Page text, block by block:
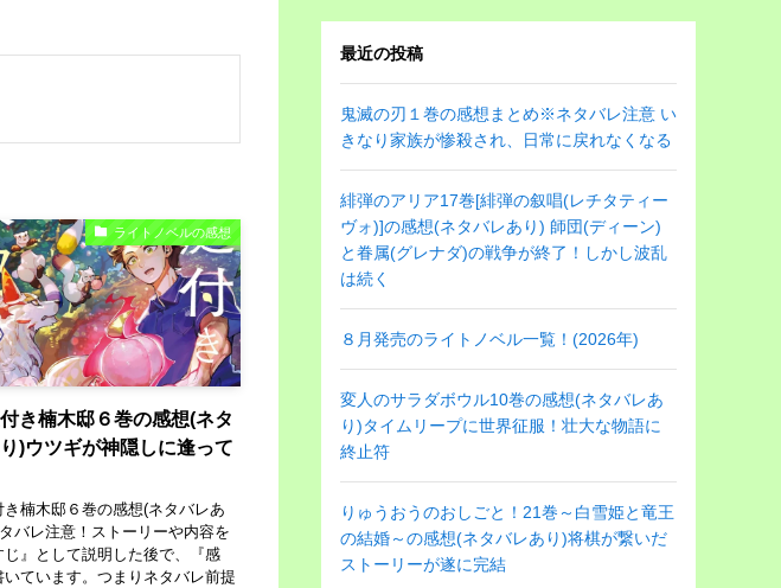
ライトノベルの感想
き楠木邸６巻の感想(ネタ
)ウツギが神隠しに逢って
き楠木邸６巻の感想(ネタバレあ
バレ注意！ストーリーや内容を
じ』として説明した後で、『感
いています。つまりネタバレ前提
最近の投稿
鬼滅の刃１巻の感想まとめ※ネタバレ注意 い
きなり家族が惨殺され、日常に戻れなくなる
緋弾のアリア17巻[緋弾の叙唱(レチタティー
ヴォ)]の感想(ネタバレあり) 師団(ディーン)
と眷属(グレナダ)の戦争が終了！しかし波乱
は続く
８月発売のライトノベル一覧！(2026年)
変人のサラダボウル10巻の感想(ネタバレあ
り)タイムリープに世界征服！壮大な物語に
終止符
りゅうおうのおしごと！21巻～白雪姫と竜王
の結婚～の感想(ネタバレあり)将棋が繋いだ
ストーリーが遂に完結